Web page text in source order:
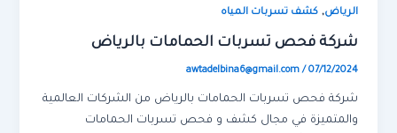
الرياض,كشف تسربات المياه
شركة فحص تسربات الحمامات بالرياض
awtadelbina6@gmail.com/ 07/12/2024
شركة فحص تسربات الحمامات بالرياض من الشركات العالمية
والمتميزة في مجال كشف و فحص تسربات الحمامات